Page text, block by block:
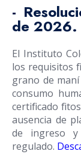
-
de 2026.
El Instituto
los requisitos
grano de
consumo
certificado
ausencia de
de ingreso y
regulado.